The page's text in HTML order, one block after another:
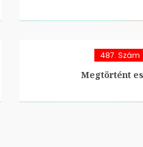
487. Szám
Megtörtént